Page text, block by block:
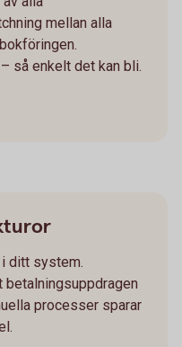
mellan alla
så enkelt det kan bli.
ditt system.
processer sparar